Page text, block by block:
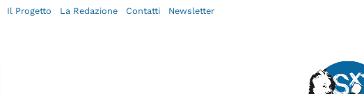
Il Progetto La Redazione Contatti Newsletter